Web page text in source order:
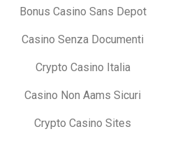
Bonus Casino Sans Depot
Casino Senza Documenti
Crypto Casino Italia
Casino Non Aams Sicuri
Crypto Casino Sites